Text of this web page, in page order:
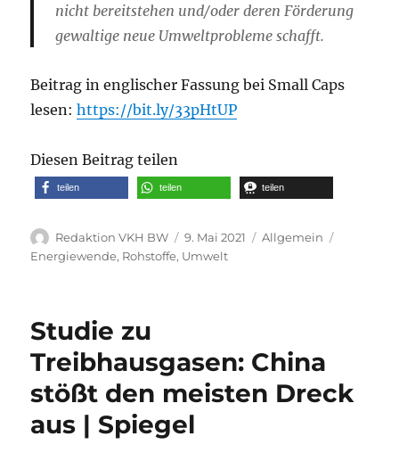
nicht bereitstehen und/oder deren Förderung
gewaltige neue Umweltprobleme schafft.
Beitrag in englischer Fassung bei Small Caps
lesen:https://bit.ly/33pHtUP
Diesen Beitrag teilen
teilen teilen teilen
Autor
Redaktion VKH BW
Veröffentlicht
am
9. Mai 2021 Kategorien
Allgemein
Energiewende, Rohstoffe, Umwelt
Studie zu
Treibhausgasen: China
stößt den meisten Dreck
aus | Spiegel